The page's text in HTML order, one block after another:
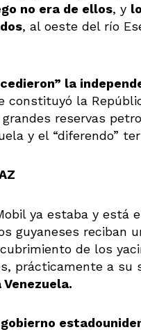
no era de ellos, y
, al oeste del río
la
constituyó la
reservas
y el “diferendo”
ya estaba y está
guyaneses reciban
de los
prácticamente a su